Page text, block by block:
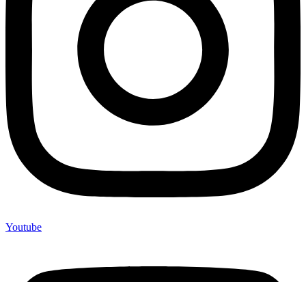
Youtube